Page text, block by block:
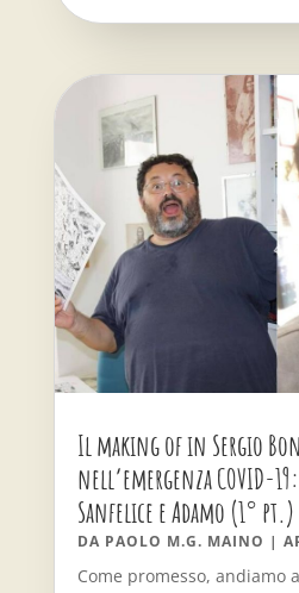
Il making of in Sergio
nell’emergenza COVID-
Sanfelice e Adamo (1° pt.)
DA PAOLO M.G. MAINO |
Come promesso, andiamo